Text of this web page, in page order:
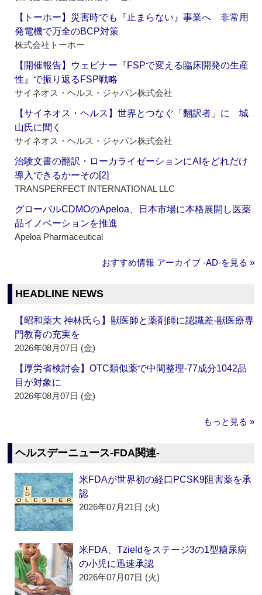
【トーホー】災害時でも『止まらない』事業へ 非常用
発電機で万全のBCP対策
株式会社トーホー
【開催報告】ウェビナー『FSPで変える臨床開発の生産
性』で振り返るFSP戦略
サイネオス・ヘルス・ジャパン株式会社
【サイネオス・ヘルス】世界とつなぐ「翻訳者」に 城
山氏に聞く
サイネオス・ヘルス・ジャパン株式会社
治験文書の翻訳・ローカライゼーションにAIをどれだけ
導入できるかーその[2]
TRANSPERFECT INTERNATIONAL LLC
グローバルCDMOのApeloa、日本市場に本格展開し医薬
品イノベーションを推進
Apeloa Pharmaceutical
おすすめ情報 アーカイブ ‐AD‐を見る »
HEADLINE NEWS
【昭和薬大 神林氏ら】獣医師と薬剤師に認識差‐獣医療専
門教育の充実を
2026年08月07日 (金)
【厚労省検討会】OTC類似薬で中間整理‐77成分1042品
目が対象に
2026年08月07日 (金)
もっと見る »
ヘルスデーニュース‐FDA関連‐
米FDAが世界初の経口PCSK9阻害薬を承
認
2026年07月21日 (火)
米FDA、Tzieldをステージ3の1型糖尿病
の小児に迅速承認
2026年07月07日 (火)